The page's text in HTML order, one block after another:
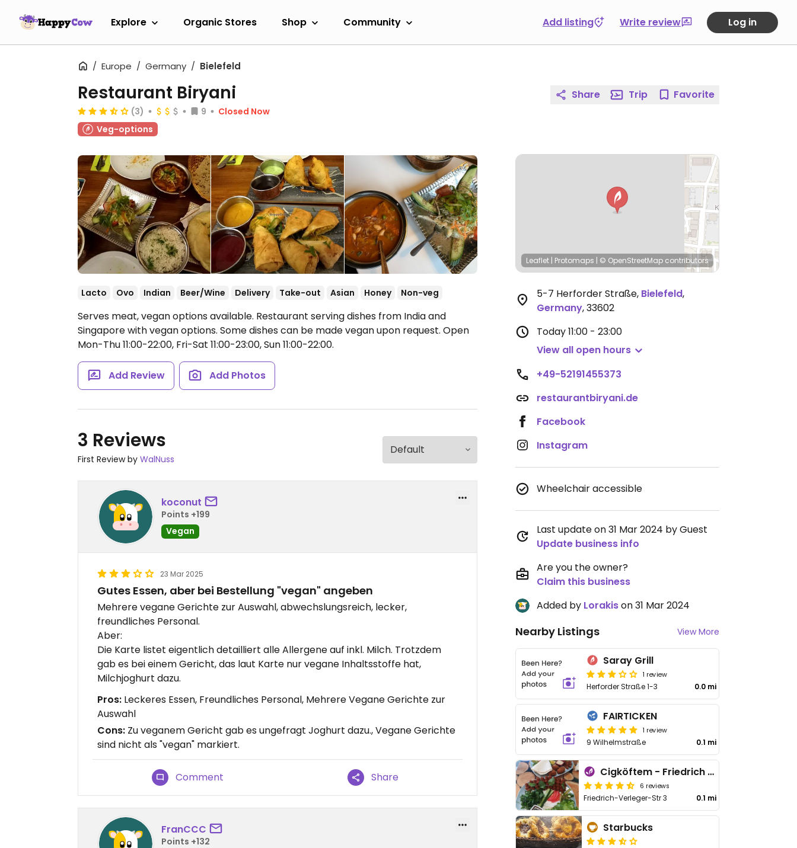
Explore Organic Stores Shop Community Add listing Write review Log in
Europe Germany Bielefeld
Restaurant Biryani
(3) 9
Closed Now
Veg-options
Lacto Ovo Indian Beer/Wine Delivery Take-out Asian Honey Non-veg
Serves meat, vegan options available. Restaurant serving dishes from India and
Singapore with vegan options. Some dishes can be made vegan upon request. Open
Mon-Thu 11:00-22:00, Fri-Sat 11:00-23:00, Sun 11:00-22:00.
Add Review Add Photos
3 Reviews
First Review by WalNuss
koconut
Points +199
Vegan
23 Mar 2025
Gutes Essen, aber bei Bestellung "vegan" angeben
Mehrere vegane Gerichte zur Auswahl, abwechslungsreich, lecker,
freundliches Personal.
Aber:
Die Karte listet eigentlich detailliert alle Allergene auf inkl. Milch. Trotzdem
gab es bei einem Gericht, das laut Karte nur vegane Inhaltsstoffe hat,
Milchjoghurt dazu.
Pros: Leckeres Essen, Freundliches Personal, Mehrere Vegane Gerichte zur
Auswahl
Cons: Zu veganem Gericht gab es ungefragt Joghurt dazu., Vegane Gerichte
sind nicht als "vegan" markiert.
Comment Share
FranCCC
Points +132
Share Trip Favorite
Leaflet | Protomaps | © OpenStreetMap contributors
5-7 Herforder Straße, Bielefeld,
Germany,33602
Today11:00 - 23:00
View all open hours
+49-52191455373
restaurantbiryani.de
Facebook
Instagram
Wheelchair accessible
Last update on 31 Mar 2024 by Guest
Update business info
Are you the owner?
Claim this business
Added by Lorakison 31 Mar 2024
Nearby Listings View More
Saray Grill
1 review
Herforder Straße 1-3 0.0 mi
FAIRTICKEN
1 review
9 Wilhelmstraße 0.1 mi
Cigköftem - Friedrich Verleger
6 reviews
Friedrich-Verleger-Str 3 0.1 mi
Starbucks